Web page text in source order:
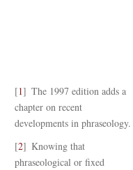
1
The 1997 edition adds a
chapter on recent
developments in phraseology.
2
Knowing that
phraseological or fixed